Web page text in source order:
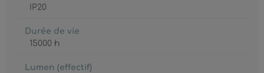
IP20
Durée de vie
15000 h
Lumen (effectif)